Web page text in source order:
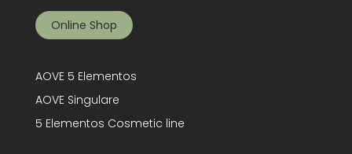
Online Shop
AOVE 5 Elementos
AOVE Singulare
5 Elementos Cosmetic line